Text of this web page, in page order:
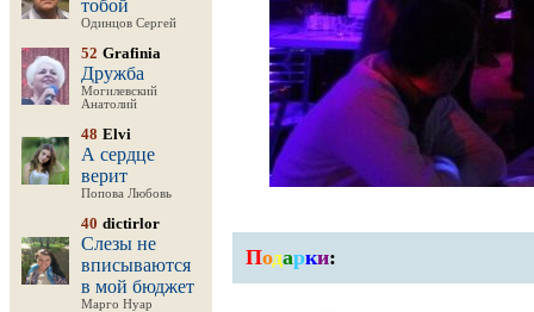
тобой
Одинцов Сергей
52 Grafinia
Дружба
Могилевский
Анатолий
48 Elvi
А сердце
верит
Попова Любовь
40 dictirlor
Слезы не
вписываются
в мой бюджет
Марго Нуар
Подарки: